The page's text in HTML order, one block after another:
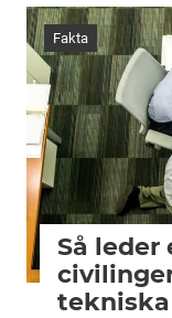
Fakta
Så leder